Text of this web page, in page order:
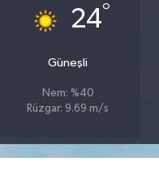
24°
Güneşli
Nem: %40
Rüzgar: 9.69 m/s